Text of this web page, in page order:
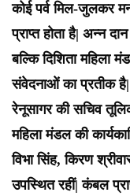
कोई पर्व मिल-जुलकर
प्राप्त होता है| अन्न
बल्कि दिशिता महिला
संवेदनाओं का प्रतीक है|
रेनूसागर की सचिव
महिला मंडल की
विभा सिंह, किरण
उपस्थित रहीं| कंबल